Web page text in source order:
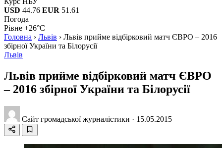
USD 44.76 EUR 51.61
Погода
Рівне +26°C
Головна › Львів › Львів прийме відбірковий матч ЄВРО – 2016
збірної України та Білорусії
Львів
Львів прийме відбірковий матч ЄВРО
– 2016 збірної України та Білорусії
Сайт громадської журналістики · 15.05.2015